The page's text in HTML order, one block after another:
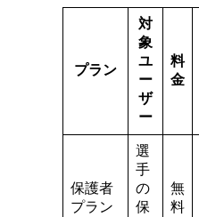
プラン
対
象
ユ
ー
ザ
ー
料
金
保護者
プラン
選
手
の
保
無
料